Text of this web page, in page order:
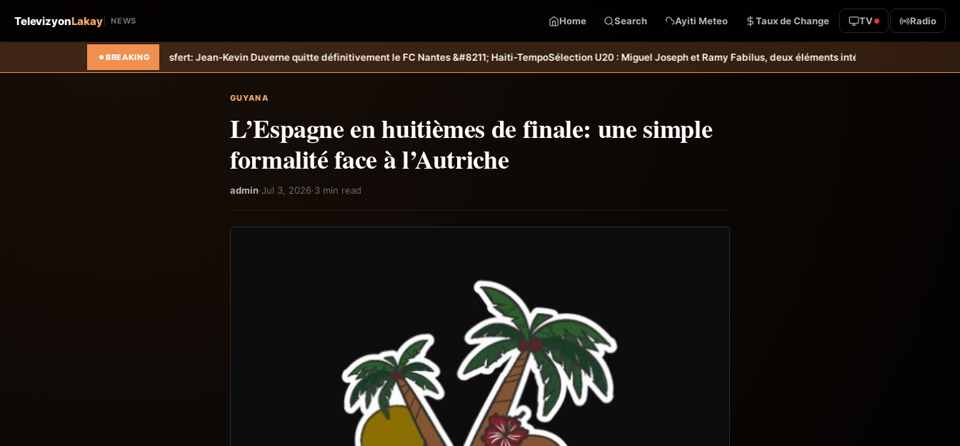
TelevizyonLakay NEWS Home Search Ayiti Meteo Taux de Change TV Radio
BREAKING
Transfert: Jean-Kevin Duverne quitte définitivement le FC Nantes &#8211; Haiti-TempoSélection U20 : Miguel Joseph et Ramy Fabilus, deux éléments intéressants qu’il faudrait garder à l’œil &#8211;
GUYANA
L’Espagne en huitièmes de finale: une simple
formalité face à l’Autriche
admin·Jul 3, 2026·3 min read